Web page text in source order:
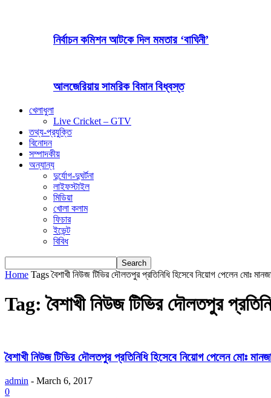
নির্বাচন কমিশন আটকে দিল মমতার ‘বাঘিনী’
আলজেরিয়ায় সামরিক বিমান বিধ্বস্ত
খেলাধুলা
Live Cricket – GTV
তথ্য-প্রযুক্তি
বিনোদন
সম্পাদকীয়
অন্যান্য
দুর্যোগ-দুঘর্টনা
লাইফস্টাইল
মিডিয়া
খোলা কলাম
ফিচার
ইভেন্ট
বিবিধ
Home Tags বৈশাখী নিউজ টিভির দৌলতপুর প্রতিনিধি হিসেবে নিয়োগ পেলেন মোঃ
Tag: বৈশাখী নিউজ টিভির দৌলতপুর
বৈশাখী নিউজ টিভির দৌলতপুর প্রতিনিধি হিসেবে নিয়োগ পেলেন মোঃ
admin - March 6, 2017
0